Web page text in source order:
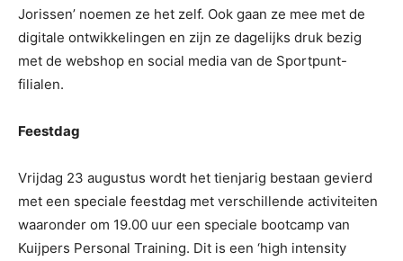
Jorissen’ noemen ze het zelf. Ook gaan ze mee met de
digitale ontwikkelingen en zijn ze dagelijks druk bezig
met de webshop en social media van de Sportpunt-
filialen.
Feestdag
Vrijdag 23 augustus wordt het tienjarig bestaan gevierd
met een speciale feestdag met verschillende activiteiten
waaronder om 19.00 uur een speciale bootcamp van
Kuijpers Personal Training. Dit is een ‘high intensity